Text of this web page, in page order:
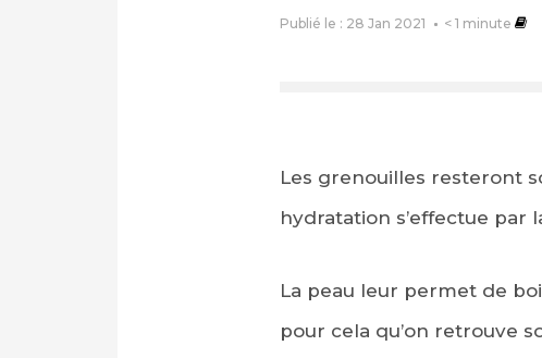
Publié le : 28 Jan 2021 < 1 minute
Les grenouilles resteront
hydratation s’effectue par
La peau leur permet de
pour cela qu’on retrouve